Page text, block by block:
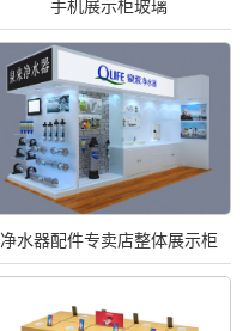
净水器配件专卖店整体展示柜